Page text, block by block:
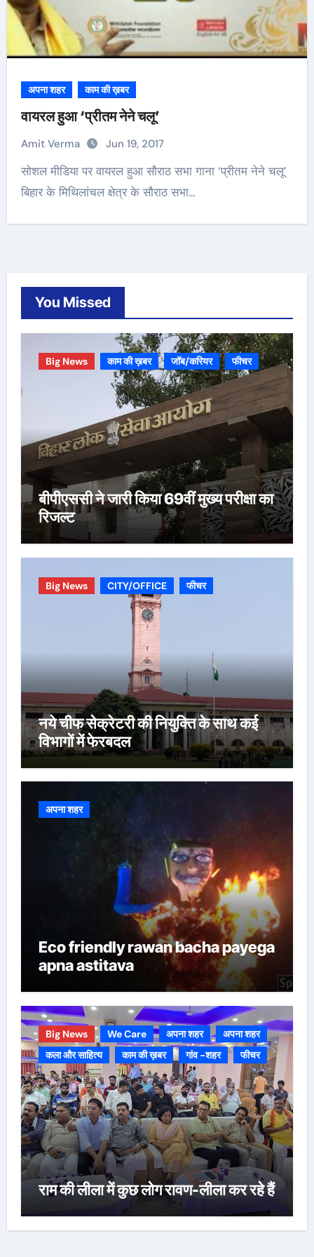
अपना शहर काम की ख़बर
वायरल हुआ ‘प्रीतम नेने चलू’
Amit Verma Jun 19, 2017
सोशल मीडिया पर वायरल हुआ सौराठ सभा गाना ‘प्रीतम नेने चलू’
बिहार के मिथिलांचल क्षेत्र के सौराठ सभा…
You Missed
Big News काम की ख़बर जॉब/करियर फीचर
बीपीएससी ने जारी किया 69वीं मुख्य परीक्षा का
रिजल्ट
Big News CITY/OFFICE फीचर
नये चीफ सेक्रेटरी की नियुक्ति के साथ कई
विभागों में फेरबदल
अपना शहर
Eco friendly rawan bacha payega
apna astitava
Big News We Care अपना शहर
अपना शहर
कला और साहित्य
काम की ख़बर गांव -शहर फीचर
राम की लीला में कुछ लोग रावण-लीला कर रहे हैं